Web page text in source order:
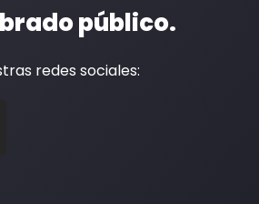
público.
redes sociales: